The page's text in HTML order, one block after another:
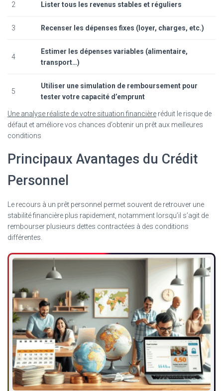
2 Lister tous les revenus stables et réguliers
3 Recenser les dépenses fixes (loyer, charges, etc.)
4
Estimer les dépenses variables (alimentaire,
transport…)
5
Utiliser une simulation de remboursement pour
tester votre capacité d’emprunt
Une analyse réaliste de votre situation financière réduit le risque de
défaut et améliore vos chances d’obtenir un prêt aux meilleures
conditions
Principaux Avantages du Crédit
Personnel
Le recours à un prêt personnel permet souvent de retrouver une
stabilité financière plus rapidement, notamment lorsqu’il s’agit de
rembourser plusieurs dettes contractées à des conditions
différentes.